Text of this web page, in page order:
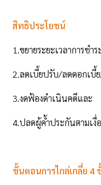
สิทธิประโยชน์
1.ขยายระยะเวลาการชำ
2.ลดเบี้ยปรับ/ลดดอกเบี้
3.งดฟ้องดำเนินคดีและ
4.ปลดผู้ค้ำประกันตามเ
ขั้นตอนการไกล่เกลี่ย 4